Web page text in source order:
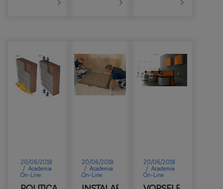
20/06/2018
/ Academia
On-Line
20/06/2018
/ Academia
On-Line
20/06/2018
/ Academia
On-Line